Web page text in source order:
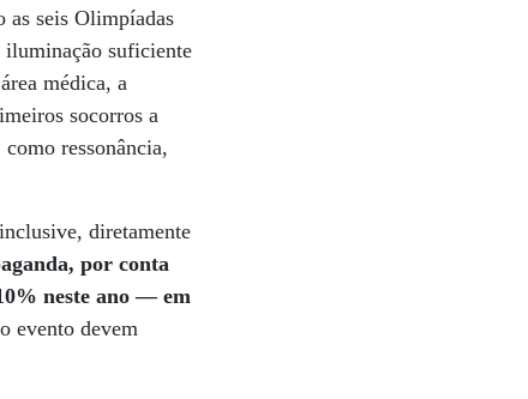
as seis Olimpíadas
iluminação suficiente
médica, a
socorros a
ressonância,
diretamente
por conta
neste ano — em
evento devem